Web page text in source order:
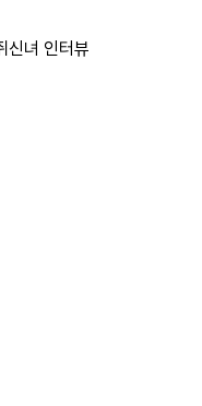
신녀 인터뷰